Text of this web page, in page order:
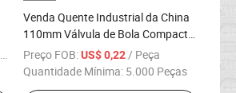
Venda Quente Industrial da China
110mm Válvula de Bola Compacta
de PVC
Preço FOB:US$ 0,22/ Peça
Quantidade Mínima: 5.000 Peças